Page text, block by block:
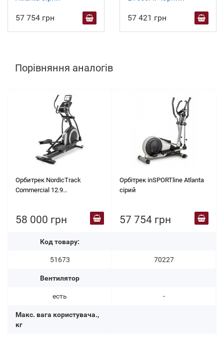
57 754 грн 57 421 грн
Порівняння аналогів
Орбитрек NordicTrack
Commercial 12.9
58 000 грн
Код товару:
51673
Вентилятор
есть
Макс. вага користувача.,
кг
Орбітрек inSPORTline Atlanta
сірий
57 754 грн
70227
-